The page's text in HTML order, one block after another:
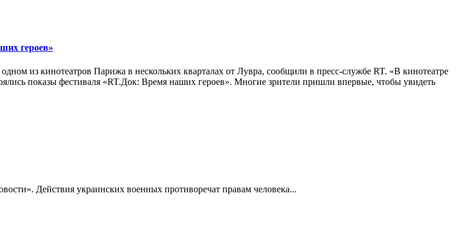
героев»
из кинотеатров Парижа в нескольких кварталах от Лувра, сообщили в пресс-службе RT. «В кинотеатре
показы фестиваля «RT.Док: Время наших героев». Многие зрители пришли впервые, чтобы увидеть
Действия украинских военных противоречат правам человека...